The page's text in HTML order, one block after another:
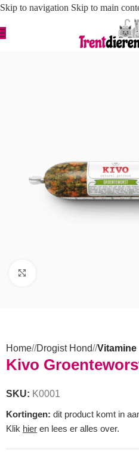
Skip to navigation Skip to main
Home/ Drogist Hond/ Vitamine
Kivo
SKU: K0001
Kortingen: dit product komt in
Klik hier en lees er alles over.